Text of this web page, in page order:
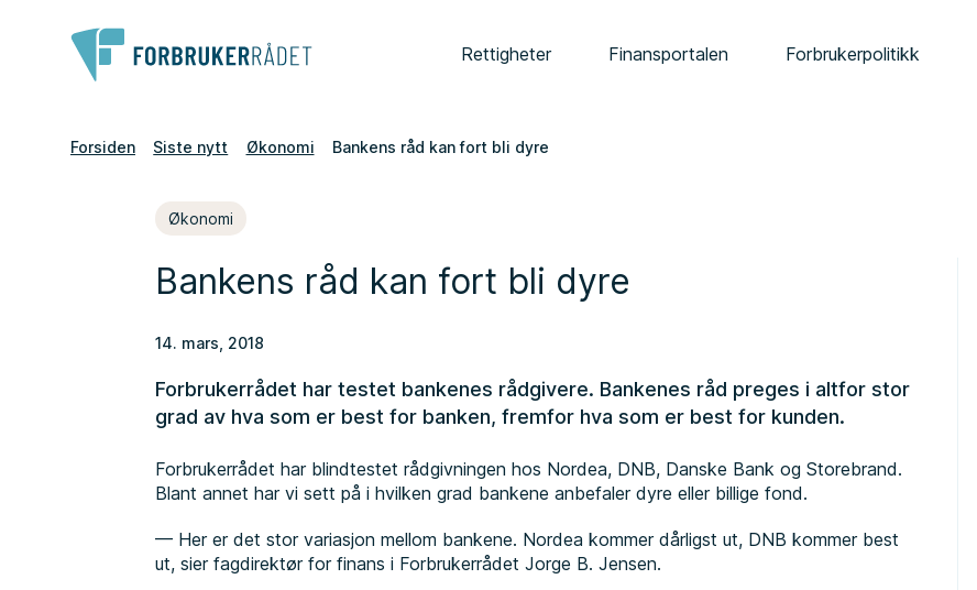
Rettigheter Finansportalen Forbrukerpolitikk
Forsiden Siste nytt Økonomi Bankens råd kan fort bli dyre
Økonomi
Bankens råd kan fort bli dyre
14. mars, 2018
Forbrukerrådet har testet bankenes rådgivere. Bankenes råd preges i altfor stor
grad av hva som er best for banken, fremfor hva som er best for kunden.
Forbrukerrådet har blindtestet rådgivningen hos Nordea, DNB, Danske Bank og Storebrand.
Blant annet har vi sett på i hvilken grad bankene anbefaler dyre eller billige fond.
— Her er det stor variasjon mellom bankene. Nordea kommer dårligst ut, DNB kommer best
ut, sier fagdirektør for finans i Forbrukerrådet Jorge B. Jensen.